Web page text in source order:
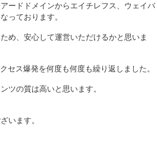
ードドメインからエイチレフス、ウェイバ
っております。
め、安心して運営いただけるかと思いま
セス爆発を何度も何度も繰り返しました。
ツの質は高いと思います。
います。